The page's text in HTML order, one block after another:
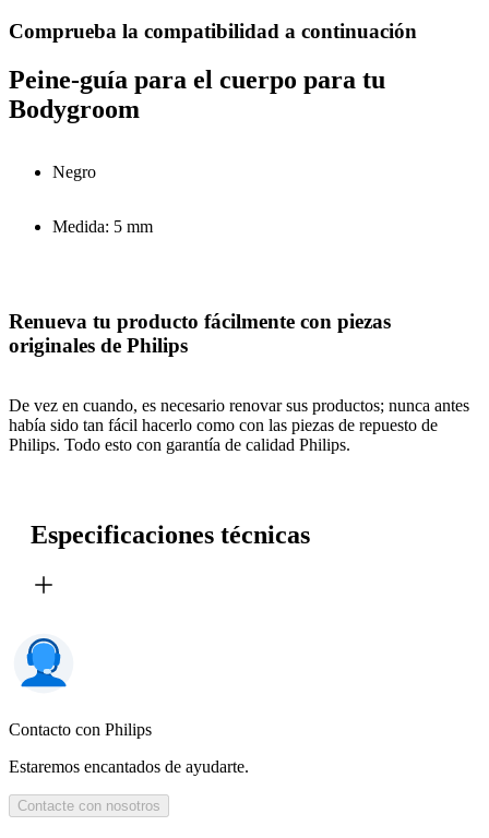
Comprueba la compatibilidad a continuación
Peine-guía para el cuerpo para tu
Bodygroom
Negro
Medida: 5 mm
Renueva tu producto fácilmente con piezas
originales de Philips
De vez en cuando, es necesario renovar sus productos; nunca antes
había sido tan fácil hacerlo como con las piezas de repuesto de
Philips. Todo esto con garantía de calidad Philips.
Especificaciones técnicas
Contacto con Philips
Estaremos encantados de ayudarte.
Contacte con nosotros